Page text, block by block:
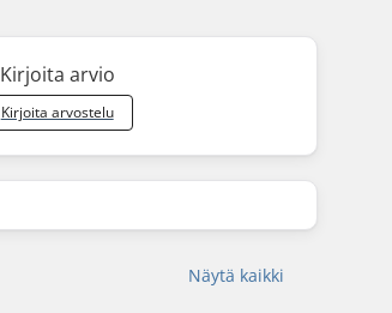
Kirjoita arvio
Kirjoita arvostelu
Näytä kaikki